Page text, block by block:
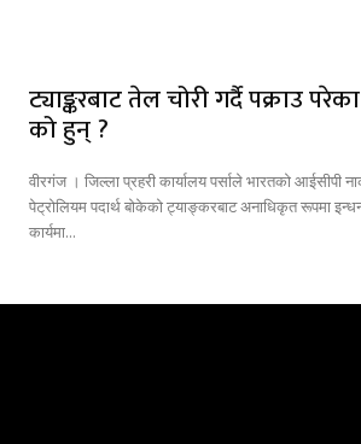
ट्याङ्करबाट तेल चोरी गर्दै पक्राउ
को हुन् ?
वीरगंज । जिल्ला प्रहरी कार्यालय पर्साले भारतको आईसीपी
पेट्रोलियम पदार्थ बोकेको ट्याङ्करबाट अनाधिकृत रूपमा इन्धन
कार्यमा...